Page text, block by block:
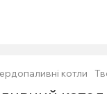
котли